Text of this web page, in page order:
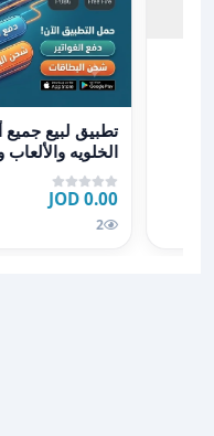
عرض تفاصيل
تطبيق لبيع جميع
الخلويه والألعاب
ودفع الفواتير
0.00 JOD
2